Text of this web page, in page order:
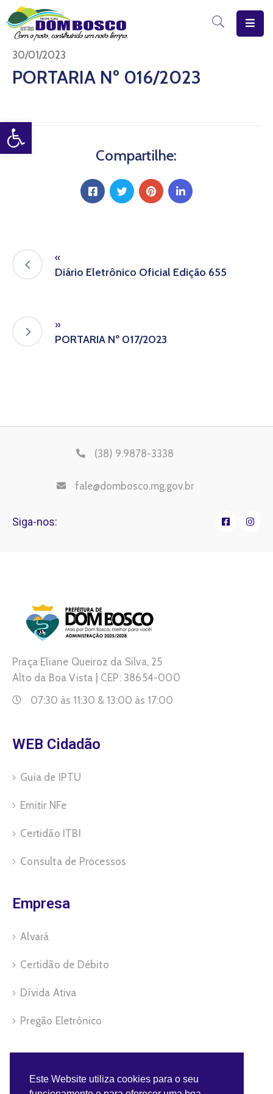
Open toolbar
Início
O
Estrutura
Diário
30/01/2023
PORTARIA Nº 016/2023
Compartilhe:
«
Diário Eletrônico Oficial Edição 655
»
PORTARIA Nº 017/2023
(38) 9.9878-3338
fale@dombosco.mg.gov.br
Siga-nos:
Praça Eliane Queiroz da Silva, 25
Alto da Boa Vista | CEP: 38654-000
07:30 às 11:30 & 13:00 às 17:00
WEB Cidadão
Guia de IPTU
Emitir NFe
Certidão ITBI
Consulta de Processos
Empresa
Alvará
Certidão de Débito
Dívida Ativa
Pregão Eletrônico
Este Website utiliza cookies para o seu